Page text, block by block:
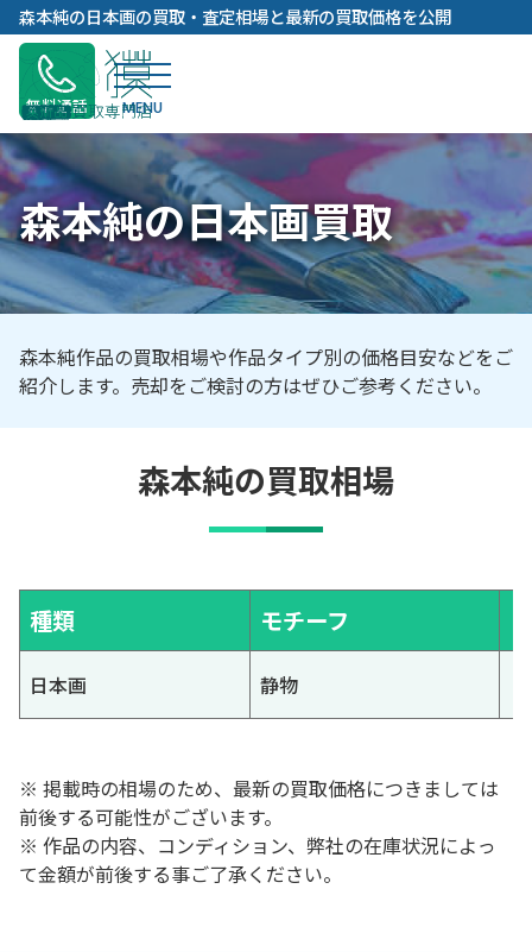
内
容
キ
プ
森本純の日本画の買取・査定相場と最新の買取価格を公開
無料通話
森本純の日本画買取
森本純作品の買取相場や作品タイプ別の価格目安などをご
紹介します。売却をご検討の方はぜひご参考ください。
森本純の買取相場
種類 モチーフ
日本画 静物
※ 掲載時の相場のため、最新の買取価格につきましては
前後する可能性がございます。
※ 作品の内容、コンディション、弊社の在庫状況によっ
て金額が前後する事ご了承ください。